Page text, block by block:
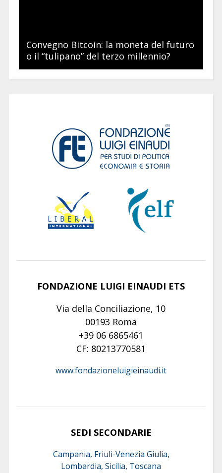
Convegno Bitcoin: la moneta del futuro
o il “tulipano” del terzo millennio?
FONDAZIONE LUIGI EINAUDI ETS
Via della Conciliazione, 10
00193 Roma
+39 06 6865461
CF: 80213770581
www.fondazioneluigieinaudi.it
SEDI SECONDARIE
Campania, Friuli-Venezia Giulia,
Lombardia, Sicilia, Toscana